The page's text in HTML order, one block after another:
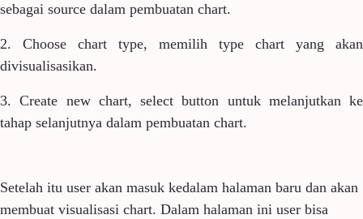
sebagai source dalam pembuatan chart.
2. Choose chart type, memilih type chart yang akan
divisualisasikan.
3. Create new chart, select button untuk melanjutkan ke
tahap selanjutnya dalam pembuatan chart.
Setelah itu user akan masuk kedalam halaman baru dan akan
membuat visualisasi chart. Dalam halaman ini user bisa